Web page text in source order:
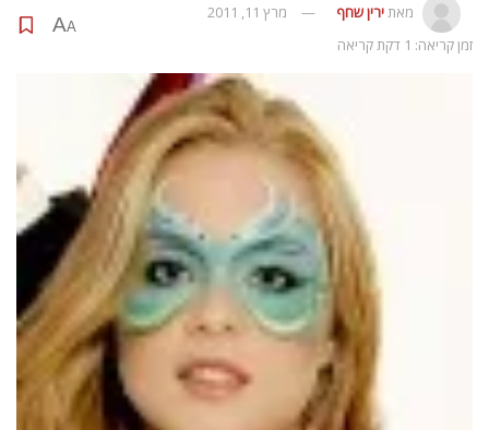
מאת ירין שחף
מרץ 11, 2011
זמן קריאה: 1 דקת קריאה
A
A